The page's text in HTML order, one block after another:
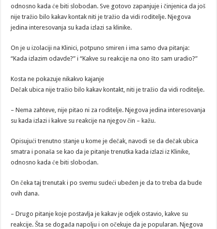
odnosno kada će biti slobodan. Sve gotovo zapanjuje i činjenica da još
nije tražio bilo kakav kontak niti je tražio da vidi roditelje. Njegova
jedina interesovanja su kada izlazi sa klinike.
On je u izolaciji na Klinici, potpuno smiren i ima samo dva pitanja:
“Kada izlazim odavde?” i “Kakve su reakcije na ono što sam uradio?”
Kosta ne pokazuje nikakvo kajanje
Dečak ubica nije tražio bilo kakav kontakt, niti je tražio da vidi roditelje.
– Nema zahteve, nije pitao ni za roditelje. Njegova jedina interesovanja
su kada izlazi i kakve su reakcije na njegov čin – kažu.
Opisujući trenutno stanje u kome je dečak, navodi se da dečak ubica
smatra i ponaša se kao da je pitanje trenutka kada izlazi iz Klinike,
odnosno kada će biti slobodan.
On čeka taj trenutak i po svemu sudeći ubeđen je da to treba da bude
ovih dana.
– Drugo pitanje koje postavlja je kakav je odjek ostavio, kakve su
reakcije. Šta se događa napolju i on očekuje da je popularan. Njegova